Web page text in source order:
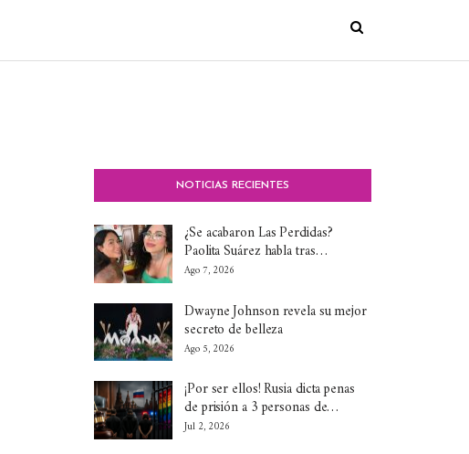
NOTICIAS RECIENTES
¿Se acabaron Las Perdidas?
Paolita Suárez habla tras…
Ago 7, 2026
Dwayne Johnson revela su mejor
secreto de belleza
Ago 5, 2026
¡Por ser ellos! Rusia dicta penas
de prisión a 3 personas de…
Jul 2, 2026